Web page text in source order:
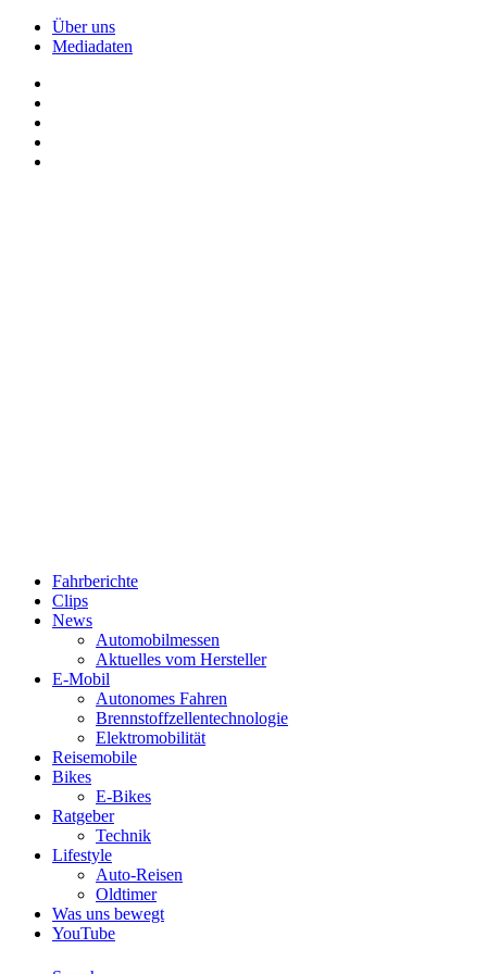
Über uns
Mediadaten
Fahrberichte
Clips
News
Automobilmessen
Aktuelles vom Hersteller
E-Mobil
Autonomes Fahren
Brennstoffzellentechnologie
Elektromobilität
Reisemobile
Bikes
E-Bikes
Ratgeber
Technik
Lifestyle
Auto-Reisen
Oldtimer
Was uns bewegt
YouTube